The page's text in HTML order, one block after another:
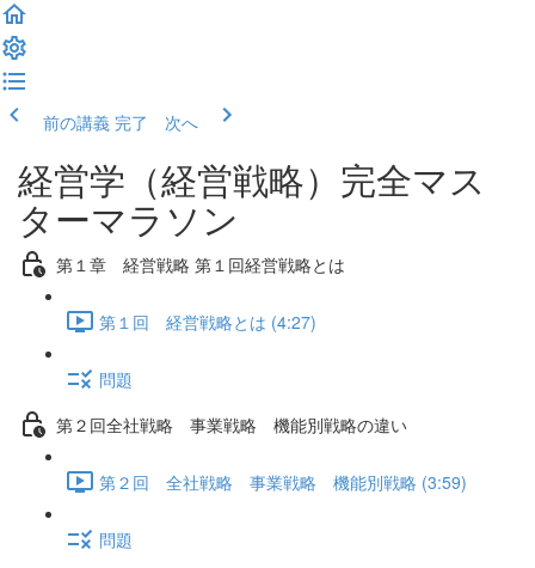
前の講義 完了 次へ
経営学（経営戦略）完全マス
ターマラソン
第１章 経営戦略 第１回経営戦略とは
第１回 経営戦略とは (4:27)
問題
第２回全社戦略 事業戦略 機能別戦略の違い
第２回 全社戦略 事業戦略 機能別戦略 (3:59)
問題